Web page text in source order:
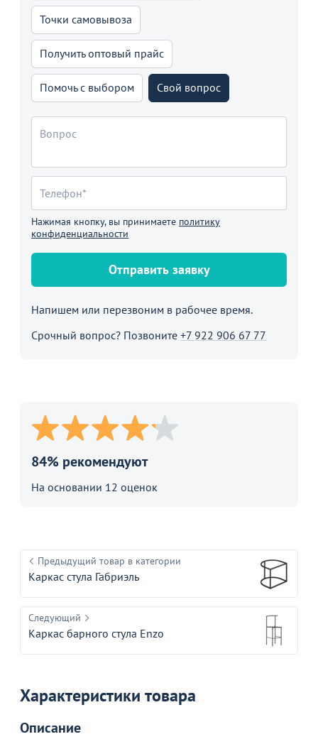
Точки самовывоза
Получить оптовый прайс
Помочь с выбором Свой вопрос
Нажимая кнопку, вы принимаете политику
конфиденциальности
Отправить заявку
Напишем или перезвоним в рабочее время.
Срочный вопрос? Позвоните +7 922 906 67 77
84% рекомендуют
На основании 12 оценок
Предыдущий товар в категории
Каркас стула Габриэль
Следующий
Каркас барного стула Enzo
Характеристики товара
Описание